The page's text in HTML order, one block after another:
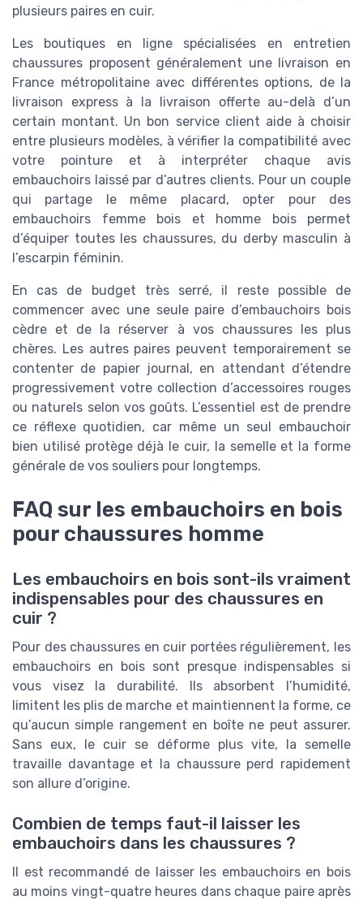
plusieurs paires en cuir.
Les boutiques en ligne spécialisées en entretien
chaussures proposent généralement une livraison en
France métropolitaine avec différentes options, de la
livraison express à la livraison offerte au-delà d’un
certain montant. Un bon service client aide à choisir
entre plusieurs modèles, à vérifier la compatibilité avec
votre pointure et à interpréter chaque avis
embauchoirs laissé par d’autres clients. Pour un couple
qui partage le même placard, opter pour des
embauchoirs femme bois et homme bois permet
d’équiper toutes les chaussures, du derby masculin à
l’escarpin féminin.
En cas de budget très serré, il reste possible de
commencer avec une seule paire d’embauchoirs bois
cèdre et de la réserver à vos chaussures les plus
chères. Les autres paires peuvent temporairement se
contenter de papier journal, en attendant d’étendre
progressivement votre collection d’accessoires rouges
ou naturels selon vos goûts. L’essentiel est de prendre
ce réflexe quotidien, car même un seul embauchoir
bien utilisé protège déjà le cuir, la semelle et la forme
générale de vos souliers pour longtemps.
FAQ sur les embauchoirs en bois
pour chaussures homme
Les embauchoirs en bois sont-ils vraiment
indispensables pour des chaussures en
cuir ?
Pour des chaussures en cuir portées régulièrement, les
embauchoirs en bois sont presque indispensables si
vous visez la durabilité. Ils absorbent l’humidité,
limitent les plis de marche et maintiennent la forme, ce
qu’aucun simple rangement en boîte ne peut assurer.
Sans eux, le cuir se déforme plus vite, la semelle
travaille davantage et la chaussure perd rapidement
son allure d’origine.
Combien de temps faut-il laisser les
embauchoirs dans les chaussures ?
Il est recommandé de laisser les embauchoirs en bois
au moins vingt-quatre heures dans chaque paire après